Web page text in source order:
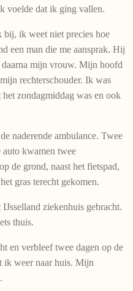
voelde dat ik ging vallen.
bij, ik weet niet precies hoe
een man die me aansprak. Hij
mijn vrouw. Mijn hoofd
rechterschouder. Ik was
zondagmiddag was en ook
naderende ambulance. Twee
auto kwamen twee
de grond, naast het fietspad,
gras terecht gekomen.
ziekenhuis gebracht.
thuis.
en verbleef twee dagen op de
ik weer naar huis. Mijn